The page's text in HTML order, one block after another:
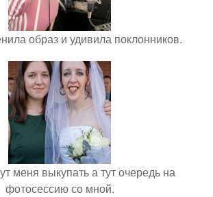
образ и удивила поклонников.
меня выкупать а тут очередь на
фотосессию со мной.